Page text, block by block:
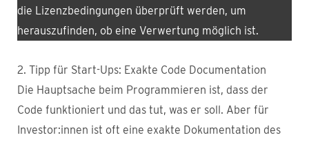
die Lizenzbedingungen überprüft werden, um
herauszufinden, ob eine Verwertung möglich ist.
2. Tipp für Start-Ups: Exakte Code Documentation
Die Hauptsache beim Programmieren ist, dass der
Code funktioniert und das tut, was er soll. Aber für
Investor:innen ist oft eine exakte Dokumentation des